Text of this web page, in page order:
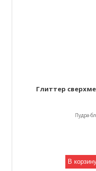
Глиттер
Пудра-
В